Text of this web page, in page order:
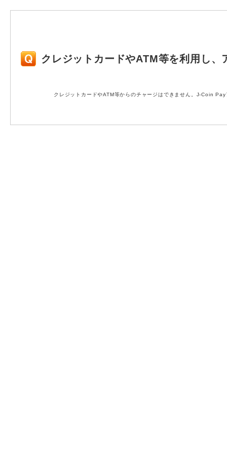
クレジットカードやATM等を利用し
クレジットカードやATM等からのチャージはできません。J-Coin